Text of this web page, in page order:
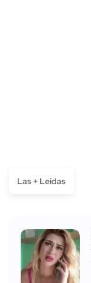
Las + Leídas